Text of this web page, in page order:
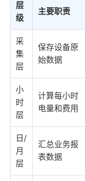
层
级
主要职责
采
集
层
保存设备原
始数据
小
时
层
计算每小时
电量和费用
日/
月
层
汇总业务报
表数据